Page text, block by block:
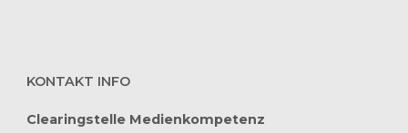
KONTAKT INFO
Clearingstelle Medienkompetenz